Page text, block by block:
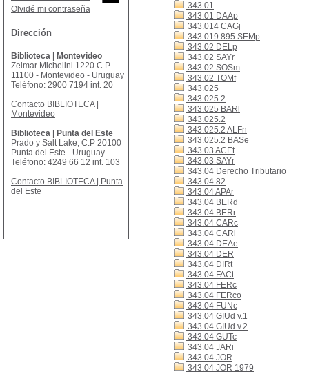
343.01
343.01 DAAp
343.014 CAGj
343.019.895 SEMp
343.02 DELp
343.02 SAYr
343.02 SOSm
343.02 TOMf
343.025
343.025 2
343.025 BARl
343.025.2
343.025.2 ALFn
343.025.2 BASe
343.03 ACEt
343.03 SAYr
343.04 Derecho Tributario
343.04 82
343.04 APAr
343.04 BERd
343.04 BERr
343.04 CARc
343.04 CARl
343.04 DEAe
343.04 DER
343.04 DIRt
343.04 FACt
343.04 FERc
343.04 FERco
343.04 FUNc
343.04 GIUd v.1
343.04 GIUd v.2
343.04 GUTc
343.04 JARi
343.04 JOR
343.04 JOR 1979
Olvidé mi contraseña
Dirección
Biblioteca | Montevideo
Zelmar Michelini 1220 C.P
11100 - Montevideo - Uruguay
Teléfono: 2900 7194 int. 20
Contacto BIBLIOTECA |
Montevideo
Biblioteca | Punta del Este
Prado y Salt Lake, C.P 20100
Punta del Este - Uruguay
Teléfono: 4249 66 12 int. 103
Contacto BIBLIOTECA | Punta
del Este